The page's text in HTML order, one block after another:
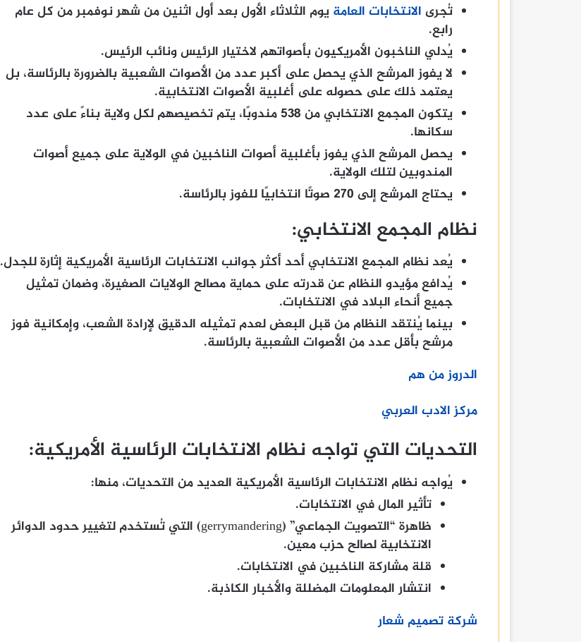
تُجرىالانتخابات العامة يوم الثلاثاء الأول بعد أول اثنين من شهر نوفمبر من كل عام
رابع.
يُدلي الناخبون الأمريكيون بأصواتهم لاختيار الرئيس ونائب الرئيس.
لا يفوز المرشح الذي يحصل على أكبر عدد من الأصوات الشعبية بالضرورة بالرئاسة، بل
يعتمد ذلك على حصوله على أغلبية الأصوات الانتخابية.
يتكون المجمع الانتخابي من 538 مندوبًا، يتم تخصيصهم لكل ولاية بناءً على عدد
سكانها.
يحصل المرشح الذي يفوز بأغلبية أصوات الناخبين في الولاية على جميع أصوات
المندوبين لتلك الولاية.
يحتاج المرشح إلى 270 صوتًا انتخابيًا للفوز بالرئاسة.
نظام المجمع الانتخابي:
يُعد نظام المجمع الانتخابي أحد أكثر جوانب الانتخابات الرئاسية الأمريكية إثارة للجدل.
يُدافع مؤيدو النظام عن قدرته على حماية مصالح الولايات الصغيرة، وضمان تمثيل
جميع أنحاء البلاد في الانتخابات.
بينما يُنتقد النظام من قبل البعض لعدم تمثيله الدقيق لإرادة الشعب، وإمكانية فوز
مرشح بأقل عدد من الأصوات الشعبية بالرئاسة.
الدروز من هم
مركز الادب العربي
التحديات التي تواجه نظام الانتخابات الرئاسية الأمريكية:
يُواجه نظام الانتخابات الرئاسية الأمريكية العديد من التحديات، منها:
تأثير المال في الانتخابات.
ظاهرة “التصويت الجماعي” (gerrymandering) التي تُستخدم لتغيير حدود الدوائر
الانتخابية لصالح حزب معين.
قلة مشاركة الناخبين في الانتخابات.
انتشار المعلومات المضللة والأخبار الكاذبة.
شركة تصميم شعار